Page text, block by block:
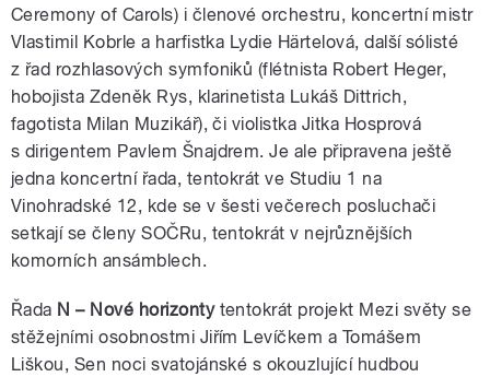
Ceremony of Carols) i členové orchestru, koncertní mistr
Vlastimil Kobrle a harfistka Lydie Härtelová, další sólisté
z řad rozhlasových symfoniků (flétnista Robert Heger,
hobojista Zdeněk Rys, klarinetista Lukáš Dittrich,
fagotista Milan Muzikář), či violistka Jitka Hosprová
s dirigentem Pavlem Šnajdrem. Je ale připravena ještě
jedna koncertní řada, tentokrát ve Studiu 1 na
Vinohradské 12, kde se v šesti večerech posluchači
setkají se členy SOČRu, tentokrát v nejrůznějších
komorních ansámblech.
Řada N – Nové horizontytentokrát projekt Mezi světy se
stěžejními osobnostmi Jiřím Levíčkem a Tomášem
Liškou, Sen noci svatojánské s okouzlující hudbou